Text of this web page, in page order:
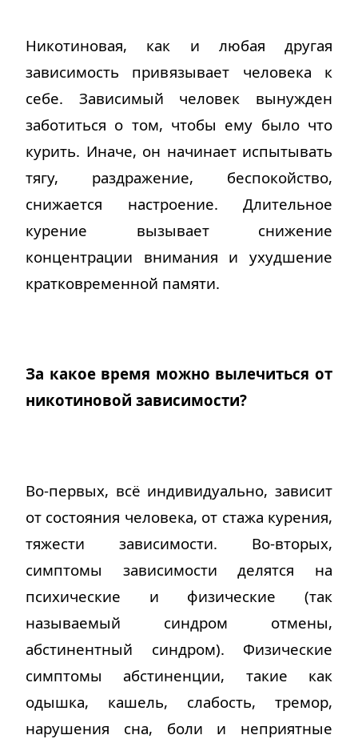
Никотиновая, как и любая другая
зависимость привязывает человека к
себе. Зависимый человек вынужден
заботиться о том, чтобы ему было что
курить. Иначе, он начинает испытывать
тягу, раздражение, беспокойство,
снижается настроение. Длительное
курение вызывает снижение
концентрации внимания и ухудшение
кратковременной памяти.
За какое время можно вылечиться от
никотиновой зависимости?
Во-первых, всё индивидуально, зависит
от состояния человека, от стажа курения,
тяжести зависимости. Во-вторых,
симптомы зависимости делятся на
психические и физические (так
называемый синдром отмены,
абстинентный синдром). Физические
симптомы абстиненции, такие как
одышка, кашель, слабость, тремор,
нарушения сна, боли и неприятные